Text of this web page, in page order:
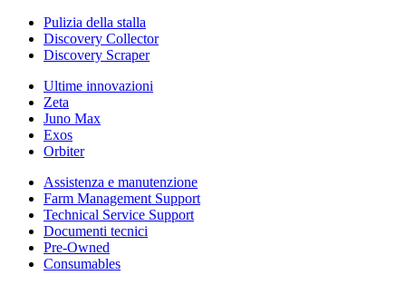
Pulizia della stalla
Discovery Collector
Discovery Scraper
Ultime innovazioni
Zeta
Juno Max
Exos
Orbiter
Assistenza e manutenzione
Farm Management Support
Technical Service Support
Documenti tecnici
Pre-Owned
Consumables